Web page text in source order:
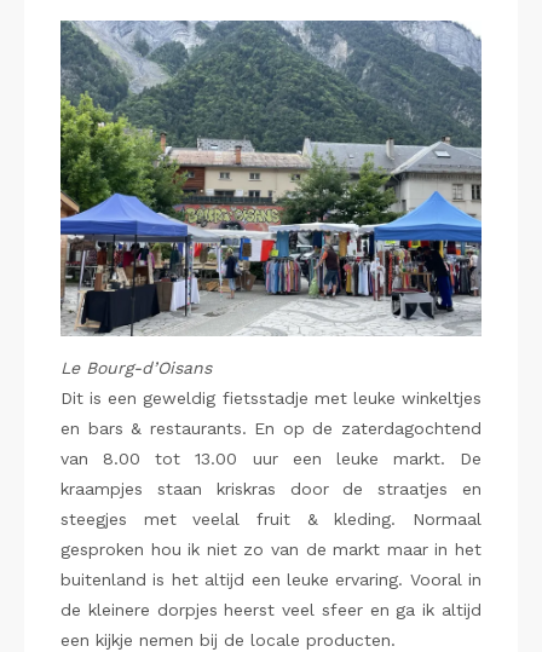
Le Bourg-d’Oisans
Dit is een geweldig fietsstadje met leuke winkeltjes
en bars & restaurants. En op de zaterdagochtend
van 8.00 tot 13.00 uur een leuke markt. De
kraampjes staan kriskras door de straatjes en
steegjes met veelal fruit & kleding. Normaal
gesproken hou ik niet zo van de markt maar in het
buitenland is het altijd een leuke ervaring. Vooral in
de kleinere dorpjes heerst veel sfeer en ga ik altijd
een kijkje nemen bij de locale producten.